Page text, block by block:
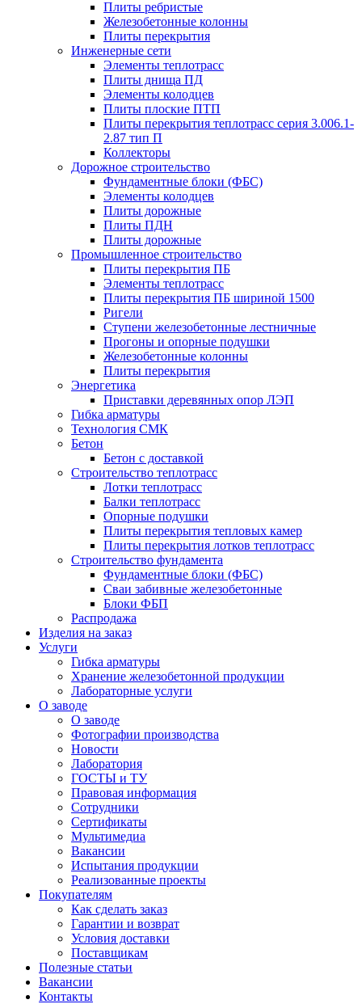
Плиты ребристые
Железобетонные колонны
Плиты перекрытия
Инженерные сети
Элементы теплотрасс
Плиты днища ПД
Элементы колодцев
Плиты плоские ПТП
Плиты перекрытия теплотрасс серия 3.006.1-
2.87 тип П
Коллекторы
Дорожное строительство
Фундаментные блоки (ФБС)
Элементы колодцев
Плиты дорожные
Плиты ПДН
Плиты дорожные
Промышленное строительство
Плиты перекрытия ПБ
Элементы теплотрасс
Плиты перекрытия ПБ шириной 1500
Ригели
Ступени железобетонные лестничные
Прогоны и опорные подушки
Железобетонные колонны
Плиты перекрытия
Энергетика
Приставки деревянных опор ЛЭП
Гибка арматуры
Технология СМК
Бетон
Бетон с доставкой
Строительство теплотрасс
Лотки теплотрасс
Балки теплотрасс
Опорные подушки
Плиты перекрытия тепловых камер
Плиты перекрытия лотков теплотрасс
Строительство фундамента
Фундаментные блоки (ФБС)
Сваи забивные железобетонные
Блоки ФБП
Распродажа
Изделия на заказ
Услуги
Гибка арматуры
Хранение железобетонной продукции
Лабораторные услуги
О заводе
О заводе
Фотографии производства
Новости
Лаборатория
ГОСТЫ и ТУ
Правовая информация
Сотрудники
Сертификаты
Мультимедиа
Вакансии
Испытания продукции
Реализованные проекты
Покупателям
Как сделать заказ
Гарантии и возврат
Условия доставки
Поставщикам
Полезные статьи
Вакансии
Контакты